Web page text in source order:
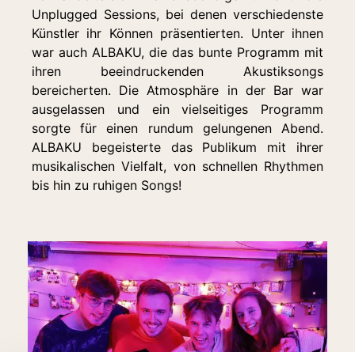
Unplugged Sessions, bei denen verschiedenste
Künstler ihr Können präsentierten. Unter ihnen
war auch ALBAKU, die das bunte Programm mit
ihren beeindruckenden Akustiksongs
bereicherten. Die Atmosphäre in der Bar war
ausgelassen und ein vielseitiges Programm
sorgte für einen rundum gelungenen Abend.
ALBAKU begeisterte das Publikum mit ihrer
musikalischen Vielfalt, von schnellen Rhythmen
bis hin zu ruhigen Songs!